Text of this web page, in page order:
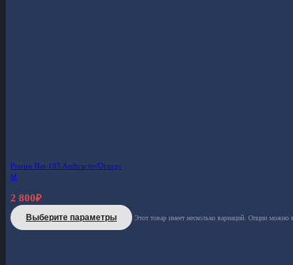
Promo Hat-105 Anthracite/Orange
M
2 800₽
Выберите параметры Этот товар имеет несколько вариаций. Опции можно